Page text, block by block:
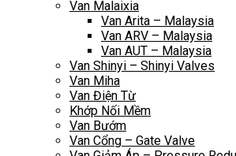
Van Malaixia
Van Arita – Malaysia
Van ARV – Malaysia
Van AUT – Malaysia
Van Shinyi – Shinyi Valves
Van Miha
Van Điện Từ
Khớp Nối Mềm
Van Bướm
Van Cổng – Gate Valve